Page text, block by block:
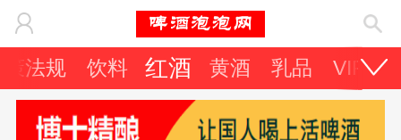
策法规 饮料 红酒 黄酒 乳品 VIP专